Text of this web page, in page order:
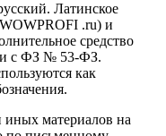
Латинское
.ru) и
средство
с ФЗ № 53-ФЗ.
как
иных материалов на